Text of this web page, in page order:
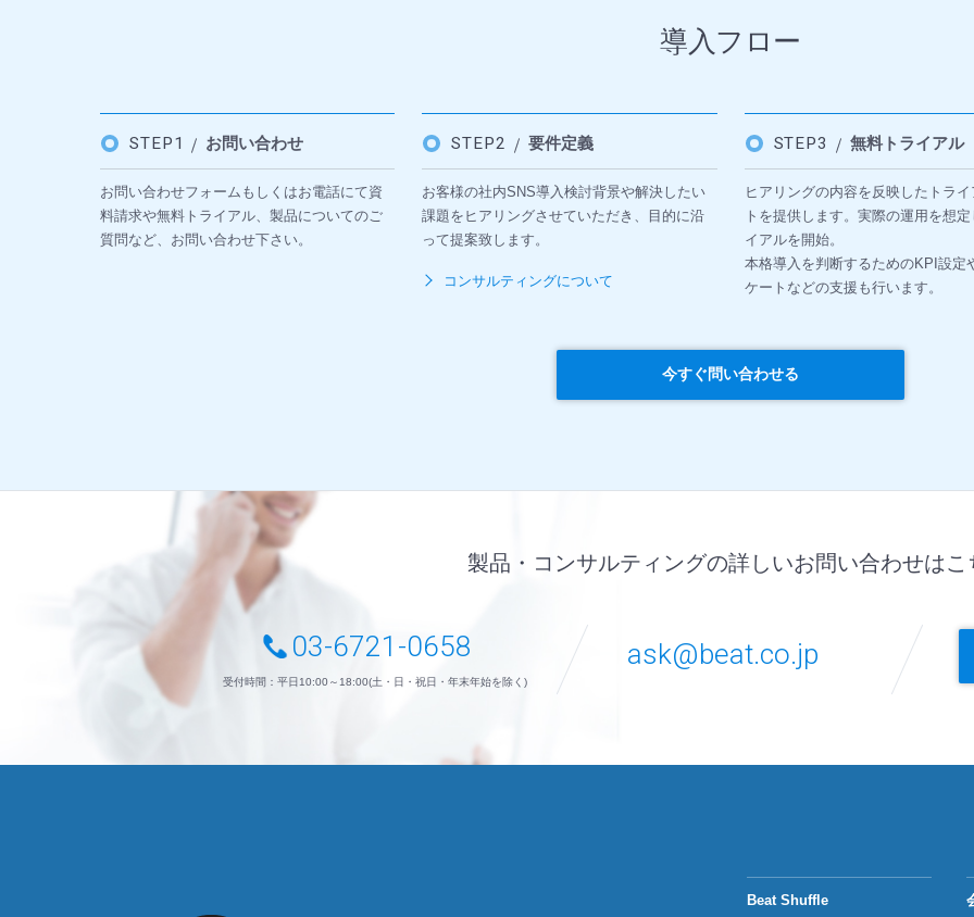
導入フロー
STEP1 お問い合わせ
お問い合わせフォームもしくはお電話にて資
料請求や無料トライアル、製品についてのご
質問など、お問い合わせ下さい。
STEP2 要件定義
お客様の社内SNS導入検討背景や解決したい
課題をヒアリングさせていただき、目的に沿
って提案致します。
コンサルティングについて
STEP3 無料トライアル
ヒアリングの内容を反映したトライ
トを提供します。実際の運用を想定
イアルを開始。
本格導入を判断するためのKPI設定
ケートなどの支援も行います。
今すぐ問い合わせる
製品・コンサルティングの詳しいお問い合わせはこ
03-6721-0658
受付時間：平日10:00～18:00(土・日・祝日・年末年始を除く)
ask@beat.co.jp
Beat Shuffle